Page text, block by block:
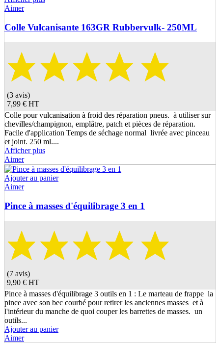
Aimer
Colle Vulcanisante 163GR Rubbervulk- 250ML
(3 avis)
7,99 € HT
Colle pour vulcanisation à froid des réparation pneus. à utiliser sur
chevilles/champignon, emplâtre, patch et pièces de réparation.
Facile d'application Temps de séchage normal livrée avec pinceau
et joint. 250 ml....
Afficher plus
Aimer
Ajouter au panier
Aimer
Pince à masses d'équilibrage 3 en 1
(7 avis)
9,90 € HT
Pince à masses d'équilibrage 3 outils en 1 : Le marteau de frappe la
pince avec son bec courbé pour retirer les anciennes masses et à
l'intérieur du manche de quoi couper les barrettes de masses. un
outils...
Ajouter au panier
Aimer